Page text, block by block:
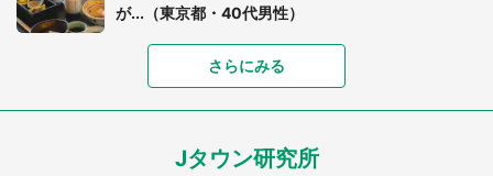
が...（東京都・40代男性）
「可愛いのにホラー」「事件性を感じる」 ふわふ
「孫にあげると思って、あなたにこれをあげる」
さらにみる
Jタウン研究所